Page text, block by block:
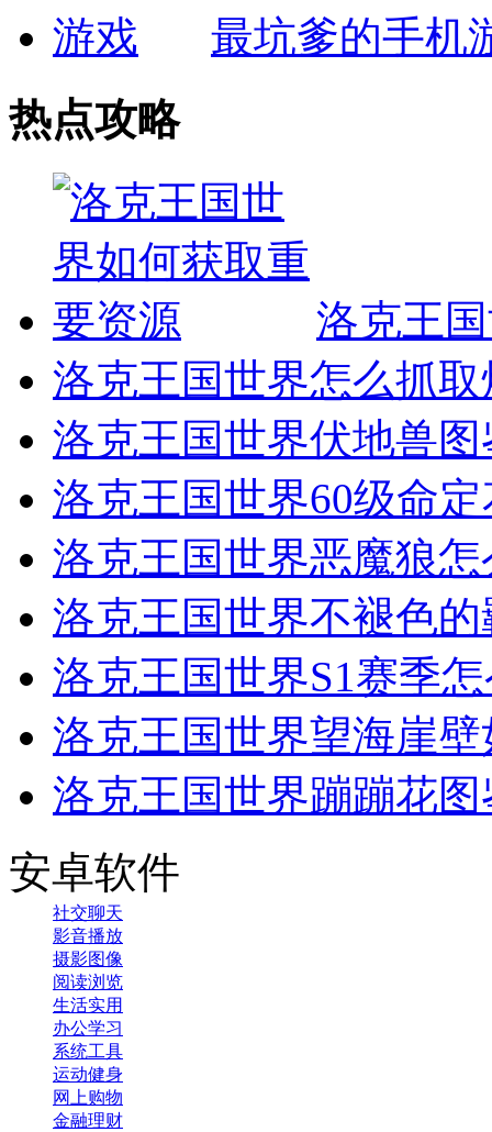
最坑爹的手机
热点攻略
洛克王
洛克王国世界怎么抓
洛克王国世界伏地兽
洛克王国世界60级命
洛克王国世界恶魔狼
洛克王国世界不褪色
洛克王国世界S1赛季
洛克王国世界望海崖
洛克王国世界蹦蹦花
安卓软件
社交聊天
影音播放
摄影图像
阅读浏览
生活实用
办公学习
系统工具
运动健身
网上购物
金融理财